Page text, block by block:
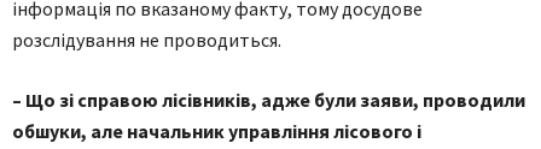
інформація по вказаному факту, тому досудове
розслідування не проводиться.
– Що зі справою лісівників, адже були заяви, проводили
обшуки, але начальник управління лісового і